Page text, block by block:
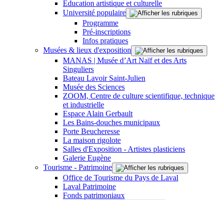
Éducation artistique et culturelle
Université populaire
Programme
Pré-inscriptions
Infos pratiques
Musées & lieux d'exposition
MANAS | Musée d’Art Naïf et des Arts
Singuliers
Bateau Lavoir Saint-Julien
Musée des Sciences
ZOOM, Centre de culture scientifique, technique
et industrielle
Espace Alain Gerbault
Les Bains-douches municipaux
Porte Beucheresse
La maison rigolote
Salles d'Exposition - Artistes plasticiens
Galerie Eugène
Tourisme - Patrimoine
Office de Tourisme du Pays de Laval
Laval Patrimoine
Fonds patrimoniaux